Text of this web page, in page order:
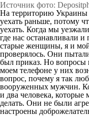
Источник фото:
На территорию
уехать раньше, потому
уехать. Когда мы
где нас останавливали и
старые женщины, я и
проверялось. Они
был приказ. Но вопросы
моем телефоне у них
вопрос, почему я так
вооруженных мужчин.
и два человека, которые
делать. Они не были
настроены